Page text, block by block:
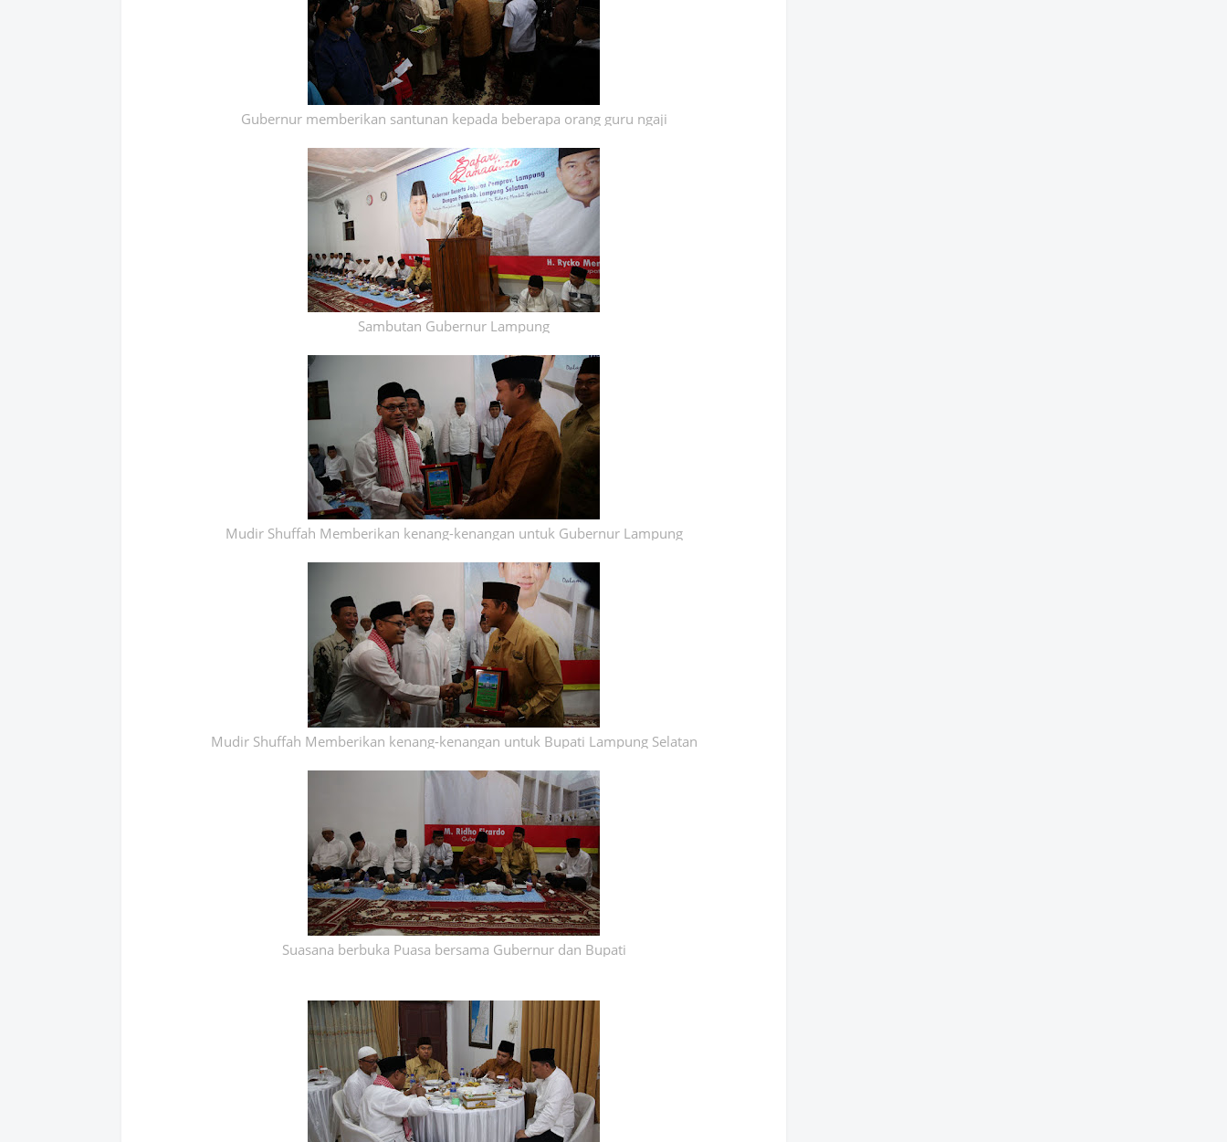
Gubernur memberikan santunan kepada beberapa orang guru ngaji
Sambutan Gubernur Lampung
Mudir Shuffah Memberikan kenang-kenangan untuk Gubernur Lampung
Mudir Shuffah Memberikan kenang-kenangan untuk Bupati Lampung Selatan
Suasana berbuka Puasa bersama Gubernur dan Bupati